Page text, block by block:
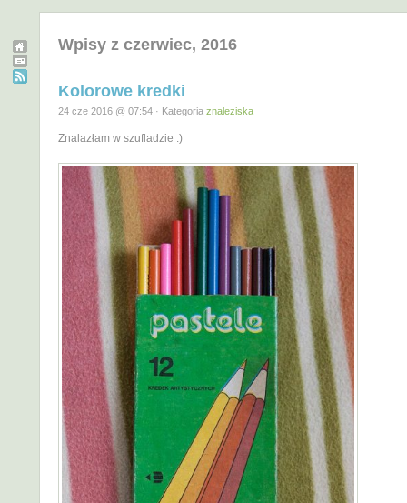
Wpisy z czerwiec, 2016
Kolorowe kredki
24 cze 2016 @ 07:54 · Kategoria znaleziska
Znalazłam w szufladzie :)